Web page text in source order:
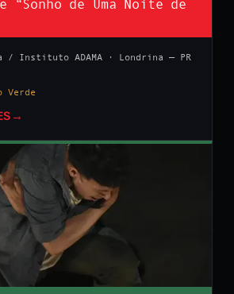
“Sonho de Uma Noite de
/ Instituto ADAMA · Londrina — PR
Verde
→